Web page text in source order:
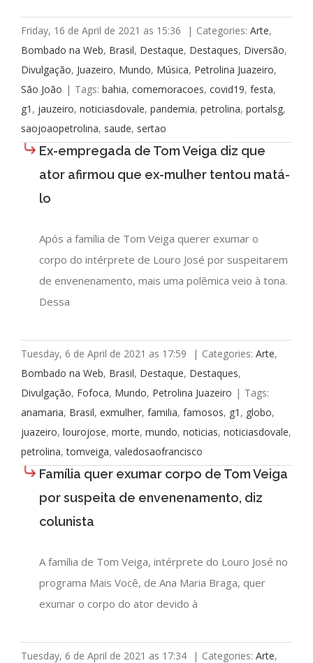
Friday, 16 de April de 2021 as 15:36 | Categories: Arte,
Bombado na Web, Brasil, Destaque, Destaques, Diversão,
Divulgação, Juazeiro, Mundo, Música, Petrolina Juazeiro,
São João | Tags: bahia, comemoracoes, covid19, festa,
g1 , jauzeiro, noticiasdovale, pandemia, petrolina, portalsg,
saojoaopetrolina, saude, sertao
Ex-empregada de Tom Veiga diz que
ator afirmou que ex-mulher tentou matá-
lo
Após a família de Tom Veiga querer exumar o
corpo do intérprete de Louro José por suspeitarem
de envenenamento, mais uma polêmica veio à tona.
Dessa
Tuesday, 6 de April de 2021 as 17:59 | Categories: Arte,
Bombado na Web, Brasil, Destaque, Destaques,
Divulgação, Fofoca, Mundo, Petrolina Juazeiro | Tags:
anamaria, Brasil, exmulher, familia, famosos, g1 , globo,
juazeiro, lourojose, morte, mundo, noticias, noticiasdovale,
petrolina,tomveiga, valedosaofrancisco
Família quer exumar corpo de Tom Veiga
por suspeita de envenenamento, diz
colunista
A família de Tom Veiga, intérprete do Louro José no
programa Mais Você, de Ana Maria Braga, quer
exumar o corpo do ator devido à
Tuesday, 6 de April de 2021 as 17:34 | Categories: Arte,